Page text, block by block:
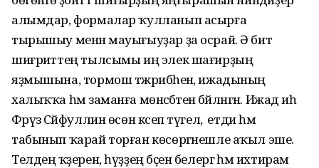
алымдар, формалар ҡулланып асырға
тырышыу менән мауығыуҙар ҙа осрай. Ә бит
шиғриәттең тылсымы иң элек шағирҙың
яҙмышына, тормош тәжрибәһенә, ижадының
халыҡҡа һәм заманға мөнәсәбәтенә бәйләнгән. Ижад иһә
Фәрүәз Сәйфуллин өсөн кәсеп түгел, ә етди һәм
табынып ҡарай торған көсөргәнешле аҡыл эше.
Телдең ҡәҙерен, һүҙҙең бәҫен белергә һәм ихтирам